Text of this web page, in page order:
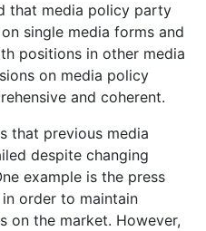
that media policy party
single media forms and
positions in other media
on media policy
and coherent.
that previous media
despite changing
example is the press
order to maintain
on the market. However,